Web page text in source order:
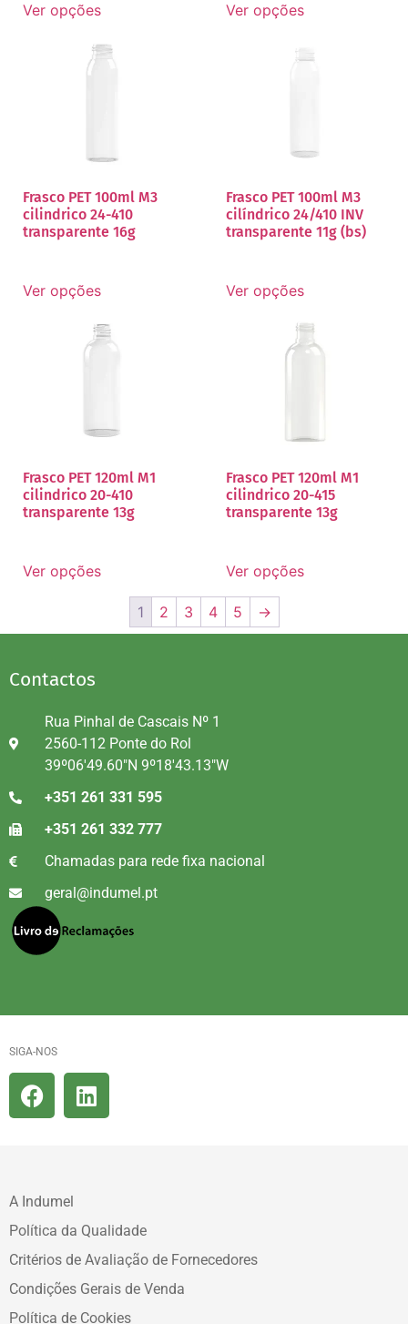
Ver opções Ver opções
Frasco PET 100ml M3
cilindrico 24-410
transparente 16g
Ver opções
Frasco PET 100ml M3
cilíndrico 24/410 INV
transparente 11g (bs)
Ver opções
Frasco PET 120ml M1
cilindrico 20-410
transparente 13g
Ver opções
Frasco PET 120ml M1
cilindrico 20-415
transparente 13g
Ver opções
1 2 3 4 5 →
Contactos
Rua Pinhal de Cascais Nº 1
2560-112 Ponte do Rol
39º06'49.60"N 9º18'43.13"W
+351 261 331 595
+351 261 332 777
Chamadas para rede fixa nacional
geral@indumel.pt
SIGA-NOS
A Indumel
Política da Qualidade
Critérios de Avaliação de Fornecedores
Condições Gerais de Venda
Política de Cookies